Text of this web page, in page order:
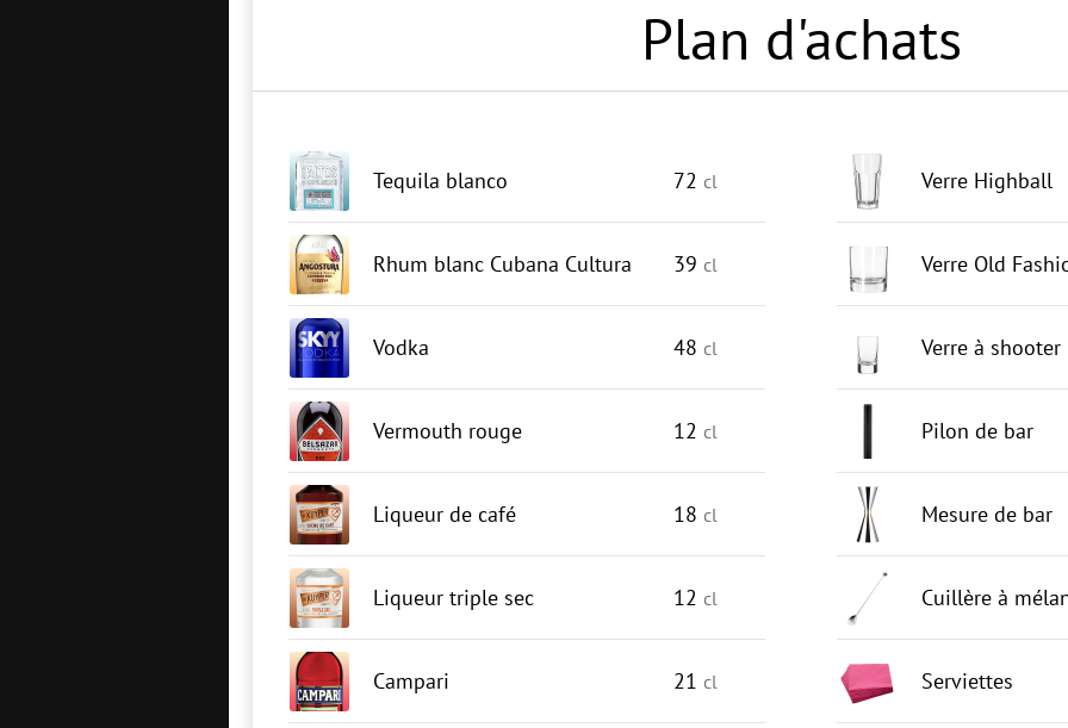
Plan d'achats
Tequila blanco 72 cl
Rhum blanc Cubana Cultura 39 cl
Vodka 48 cl
Vermouth rouge 12 cl
Liqueur de café 18 cl
Liqueur triple sec 12 cl
Campari 21 cl
Verre Highball
Verre Old
Verre à shooter
Pilon de bar
Mesure de bar
Cuillère à
Serviettes